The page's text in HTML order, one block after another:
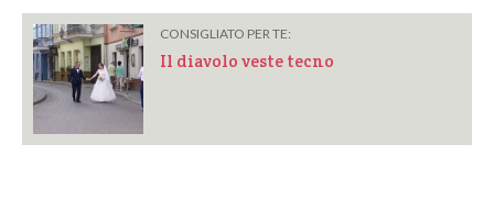
CONSIGLIATO PER TE:
Il diavolo veste tecno